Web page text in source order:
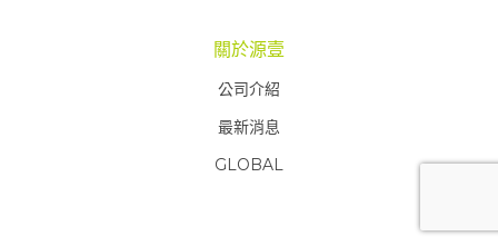
關於源壹
公司介紹
最新消息
GLOBAL